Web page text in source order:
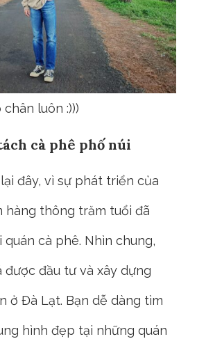
luôn :)))
cà phê phố núi
đây, vì sự phát triển của
hàng thông trăm tuổi đã
cà phê. Nhìn chung,
được đầu tư và xây dựng
ở Đà Lạt. Bạn dễ dàng tìm
hình đẹp tại những quán